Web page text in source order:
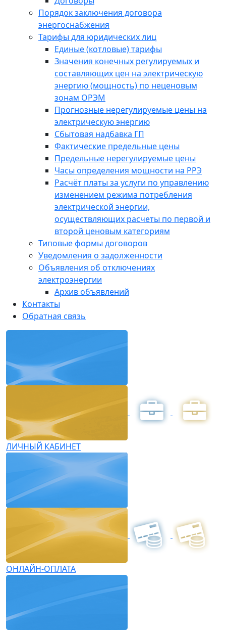
Порядок заключения договора
энергоснабжения
Тарифы для юридических лиц
Единые (котловые) тарифы
Значения конечных регулируемых и
составляющих цен на электрическую
энергию (мощность) по неценовым
зонам ОРЭМ
Прогнозные нерегулируемые цены на
электрическую энергию
Сбытовая надбавка ГП
Фактические предельные цены
Предельные нерегулируемые цены
Часы определения мощности на РРЭ
Расчёт платы за услуги по управлению
изменением режима потребления
электрической энергии,
осуществляющих расчеты по первой и
второй ценовым категориям
Типовые формы договоров
Уведомления о задолженности
Объявления об отключениях
электроэнергии
Архив объявлений
Контакты
Обратная связь
ЛИЧНЫЙ КАБИНЕТ
ОНЛАЙН-ОПЛАТА